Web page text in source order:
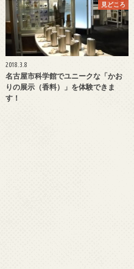
見どころ
2018.3.8
名古屋市科学館でユニークな「かお
りの展示（香料）」を体験できま
す！